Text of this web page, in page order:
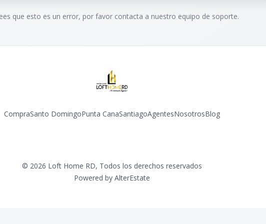
que esto es un error, por favor contacta a nuestro equipo de soporte.
CompraSanto DomingoPunta CanaSantiagoAgentesNosotrosBlog
© 2026 Loft Home RD, Todos los derechos reservados
Powered by AlterEstate